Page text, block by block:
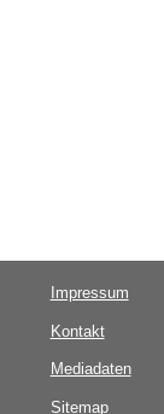
Impressum
Kontakt
Mediadaten
Sitemap